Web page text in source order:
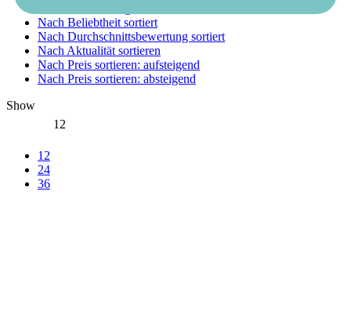
Nach Beliebtheit sortiert
Nach Durchschnittsbewertung sortiert
Nach Aktualität sortieren
Nach Preis sortieren: aufsteigend
Nach Preis sortieren: absteigend
Show
12
12
24
36